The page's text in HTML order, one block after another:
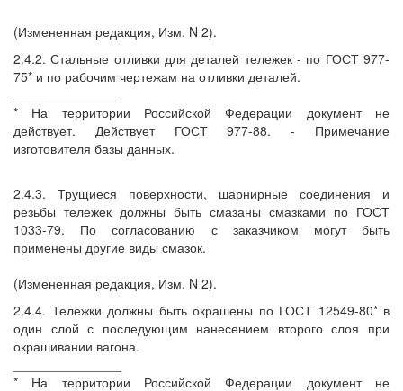
(Измененная редакция, Изм. N 2).
2.4.2. Стальные отливки для деталей тележек - по ГОСТ 977-
75* и по рабочим чертежам на отливки деталей.
* На территории Российской Федерации документ не
действует. Действует ГОСТ 977-88. - Примечание
изготовителя базы данных.
2.4.3. Трущиеся поверхности, шарнирные соединения и
резьбы тележек должны быть смазаны смазками по ГОСТ
1033-79. По согласованию с заказчиком могут быть
применены другие виды смазок.
(Измененная редакция, Изм. N 2).
2.4.4. Тележки должны быть окрашены по ГОСТ 12549-80* в
один слой с последующим нанесением второго слоя при
окрашивании вагона.
* На территории Российской Федерации документ не